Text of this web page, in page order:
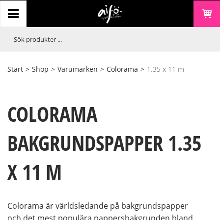
Start > Shop > Varumärken > Colorama > 1.35 x 11 m
COLORAMA
BAKGRUNDSPAPPER 1.35
X 11 M
Colorama är världsledande på bakgrundspapper